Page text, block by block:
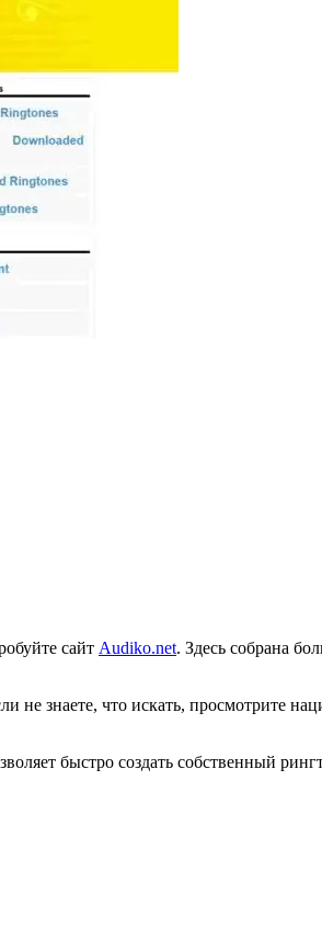
сайт Audiko.net. Здесь собрана
не знаете, что искать, просмотрите
быстро создать собственный